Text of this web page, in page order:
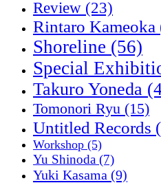
Review (23)
Rintaro Kameoka
Shoreline (56)
Special
Takuro Yoneda
Tomonori Ryu (15)
Untitled Records
Workshop (5)
Yu Shinoda (7)
Yuki Kasama (9)